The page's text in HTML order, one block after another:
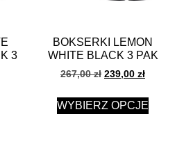
3
BOKSERKI LEMON
WHITE BLACK 3 PAK
267,00zł 239,00 zł
WYBIERZ OPCJE